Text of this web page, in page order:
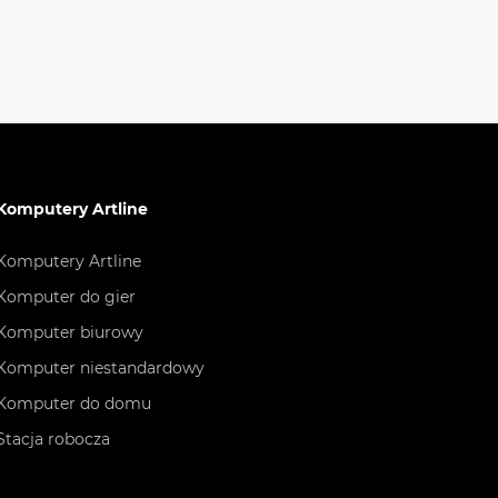
Artline
Artline
do gier
biurowy
niestandardowy
do domu
robocza